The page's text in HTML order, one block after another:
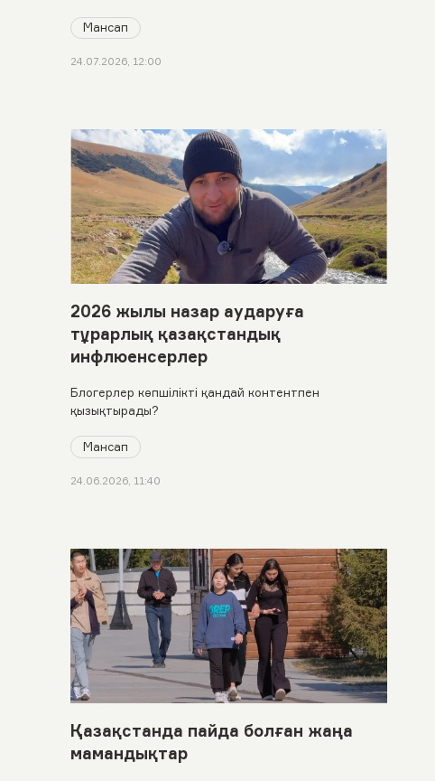
Мансап
24.07.2026, 12:00
2026 жылы назар аударуға
тұрарлық қазақстандық
инфлюенсерлер
Блогерлер көпшілікті қандай контентпен
қызықтырады?
Мансап
24.06.2026, 11:40
Қазақстанда пайда болған жаңа
мамандықтар